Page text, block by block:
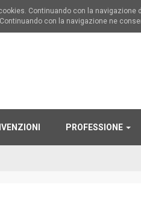
Continuando con la
con la navigazione ne
PROFESSIONE